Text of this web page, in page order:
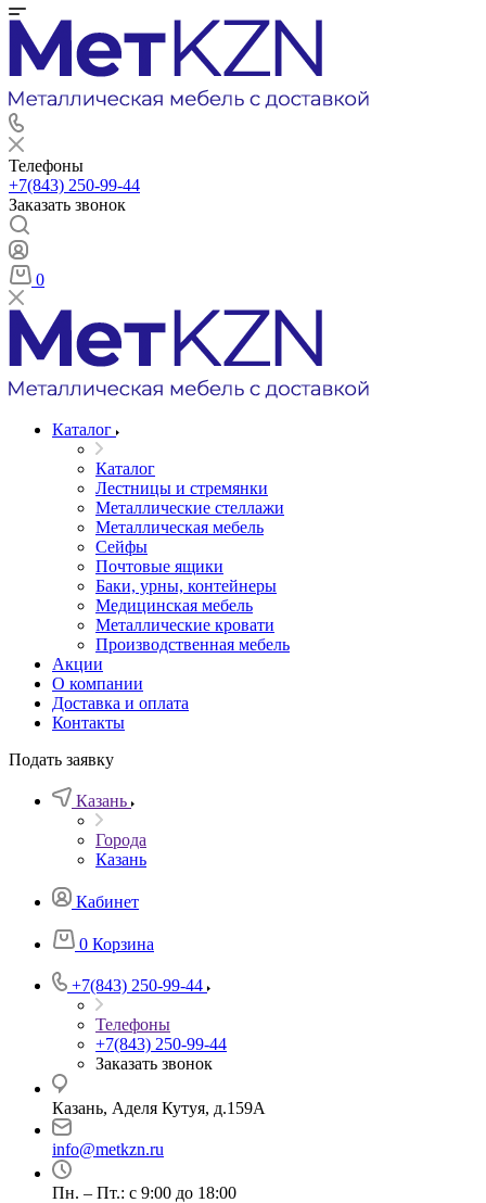
Телефоны
+7(843) 250-99-44
Заказать звонок
0
Каталог
Каталог
Лестницы и стремянки
Металлические стеллажи
Металлическая мебель
Сейфы
Почтовые ящики
Баки, урны, контейнеры
Медицинская мебель
Металлические кровати
Производственная мебель
Акции
О компании
Доставка и оплата
Контакты
Подать заявку
Казань
Города
Казань
Кабинет
0 Корзина
+7(843) 250-99-44
Телефоны
+7(843) 250-99-44
Заказать звонок
Казань, Аделя Кутуя, д.159А
info@metkzn.ru
Пн. – Пт.: с 9:00 до 18:00